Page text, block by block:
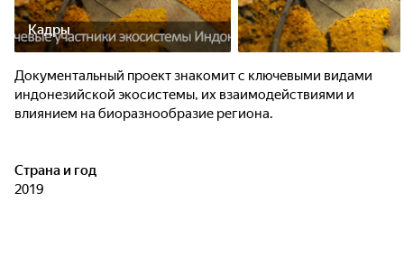
Кадры
Документальный проект знакомит с ключевыми видами
индонезийской экосистемы, их взаимодействиями и
влиянием на биоразнообразие региона.
Страна и год
2019